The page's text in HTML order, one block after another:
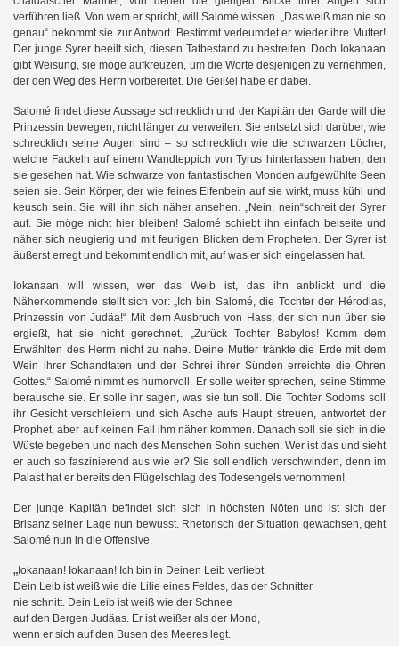
verführen ließ. Von wem er spricht, will Salomé wissen. „Das weiß man nie so
genau“ bekommt sie zur Antwort. Bestimmt verleumdet er wieder ihre Mutter!
Der junge Syrer beeilt sich, diesen Tatbestand zu bestreiten. Doch Iokanaan
gibt Weisung, sie möge aufkreuzen, um die Worte desjenigen zu vernehmen,
der den Weg des Herrn vorbereitet. Die Geißel habe er dabei.
Salomé findet diese Aussage schrecklich und der Kapitän der Garde will die
Prinzessin bewegen, nicht länger zu verweilen. Sie entsetzt sich darüber, wie
schrecklich seine Augen sind – so schrecklich wie die schwarzen Löcher,
welche Fackeln auf einem Wandteppich von Tyrus hinterlassen haben, den
sie gesehen hat. Wie schwarze von fantastischen Monden aufgewühlte Seen
seien sie. Sein Körper, der wie feines Elfenbein auf sie wirkt, muss kühl und
keusch sein. Sie will ihn sich näher ansehen. „Nein, nein“schreit der Syrer
auf. Sie möge nicht hier bleiben! Salomé schiebt ihn einfach beiseite und
näher sich neugierig und mit feurigen Blicken dem Propheten. Der Syrer ist
äußerst erregt und bekommt endlich mit, auf was er sich eingelassen hat.
Iokanaan will wissen, wer das Weib ist, das ihn anblickt und die
Näherkommende stellt sich vor: „Ich bin Salomé, die Tochter der Hérodias,
Prinzessin von Judäa!“ Mit dem Ausbruch von Hass, der sich nun über sie
ergießt, hat sie nicht gerechnet. „Zurück Tochter Babylos! Komm dem
Erwählten des Herrn nicht zu nahe. Deine Mutter tränkte die Erde mit dem
Wein ihrer Schandtaten und der Schrei ihrer Sünden erreichte die Ohren
Gottes.“ Salomé nimmt es humorvoll. Er solle weiter sprechen, seine Stimme
berausche sie. Er solle ihr sagen, was sie tun soll. Die Tochter Sodoms soll
ihr Gesicht verschleiern und sich Asche aufs Haupt streuen, antwortet der
Prophet, aber auf keinen Fall ihm näher kommen. Danach soll sie sich in die
Wüste begeben und nach des Menschen Sohn suchen. Wer ist das und sieht
er auch so faszinierend aus wie er? Sie soll endlich verschwinden, denn im
Palast hat er bereits den Flügelschlag des Todesengels vernommen!
Der junge Kapitän befindet sich sich in höchsten Nöten und ist sich der
Brisanz seiner Lage nun bewusst. Rhetorisch der Situation gewachsen, geht
Salomé nun in die Offensive.
„Iokanaan! Iokanaan! Ich bin in Deinen Leib verliebt.
Dein Leib ist weiß wie die Lilie eines Feldes, das der Schnitter
nie schnitt. Dein Leib ist weiß wie der Schnee
auf den Bergen Judäas. Er ist weißer als der Mond,
wenn er sich auf den Busen des Meeres legt.